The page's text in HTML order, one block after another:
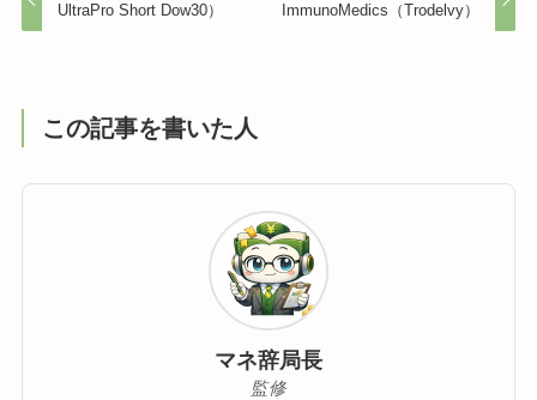
UltraPro Short Dow30）
ImmunoMedics（Trodelvy）
この記事を書いた人
マネ辞局長
監修